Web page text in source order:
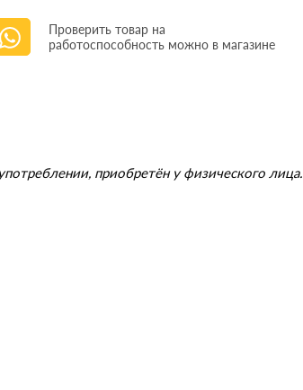
Проверить товар на
работоспособность можно в магазине
приобретён у физического лица.